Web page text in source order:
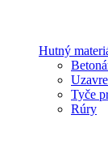
Hutný
Tyče
Rúry